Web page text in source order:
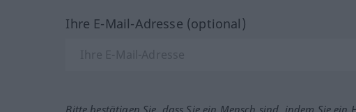
Ihre E-Mail-Adresse (optional)
Bitte bestätigen Sie, dass Sie ein Mensch sind, indem Sie ein